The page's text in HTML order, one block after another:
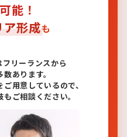
可能！
ア形成も
リーランスから
あります。
用意しているので、
ご相談ください。